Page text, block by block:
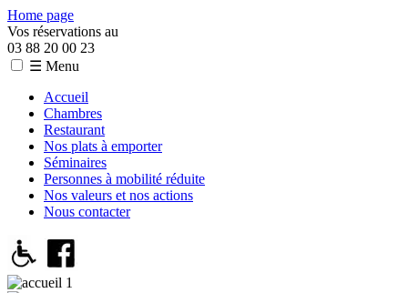
Home page
Vos réservations au
03 88 20 00 23
☰ Menu
Accueil
Chambres
Restaurant
Nos plats à emporter
Séminaires
Personnes à mobilité réduite
Nos valeurs et nos actions
Nous contacter